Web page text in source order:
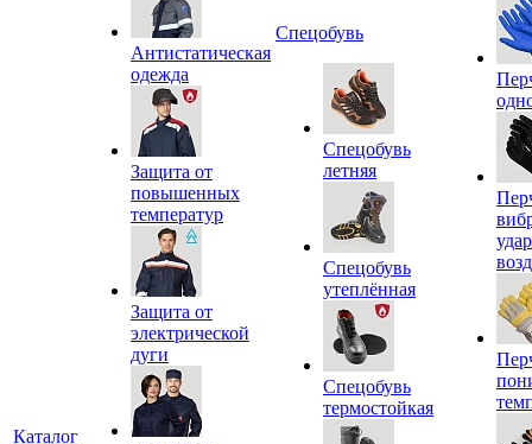
Каталог
Антистатическая
одежда
Защита от
повышенных
температур
Защита от
электрической
дуги
Спецобувь
Спецобувь
летняя
Спецобувь
утеплённая
Спецобувь
термостойкая